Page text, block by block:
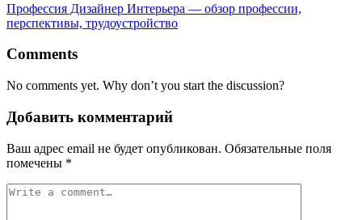
Профессия Дизайнер Интерьера — обзор профессии,
перспективы, трудоустройство
Comments
No comments yet. Why don’t you start the discussion?
Добавить комментарий
Ваш адрес email не будет опубликован. Обязательные поля
помечены *